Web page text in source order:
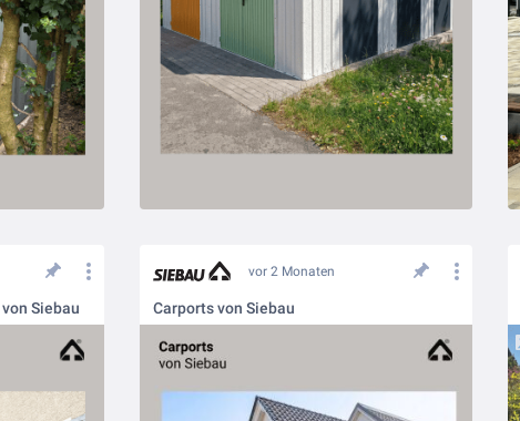
Siebau
vor 2 Monaten
Carports von Siebau